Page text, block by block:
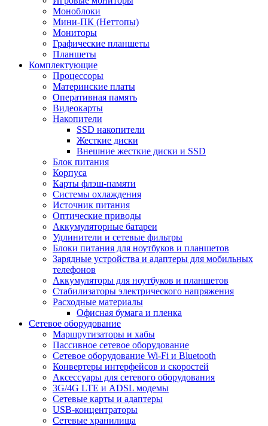
Моноблоки
Мини-ПК (Неттопы)
Мониторы
Графические планшеты
Планшеты
Комплектующие
Процессоры
Материнские платы
Оперативная память
Видеокарты
Накопители
SSD накопители
Жесткие диски
Внешние жесткие диски и SSD
Блок питания
Корпуса
Карты флэш-памяти
Системы охлаждения
Источник питания
Оптические приводы
Аккумуляторные батареи
Удлинители и сетевые фильтры
Блоки питания для ноутбуков и планшетов
Зарядные устройства и адаптеры для мобильных
телефонов
Аккумуляторы для ноутбуков и планшетов
Стабилизаторы электрического напряжения
Расходные материалы
Офисная бумага и пленка
Сетевое оборудование
Маршрутизаторы и хабы
Пассивное сетевое оборудование
Сетевое оборудование Wi-Fi и Bluetooth
Конвертеры интерфейсов и скоростей
Аксессуары для сетевого оборудования
3G/4G LTE и ADSL модемы
Сетевые карты и адаптеры
USB-концентраторы
Сетевые хранилища